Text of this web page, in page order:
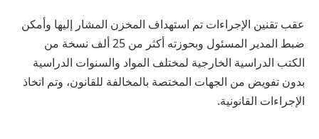
عقب تقنين الإجراءات تم استهداف المخزن المشار إليها وأمكن
ضبط المدير المسئول وبحوزته أكثر من 25 ألف نسخة من
الكتب الدراسية الخارجية لمختلف المواد والسنوات الدراسية
بدون تفويض من الجهات المختصة بالمخالفة للقانون، وتم اتخاذ
الإجراءات القانونية.